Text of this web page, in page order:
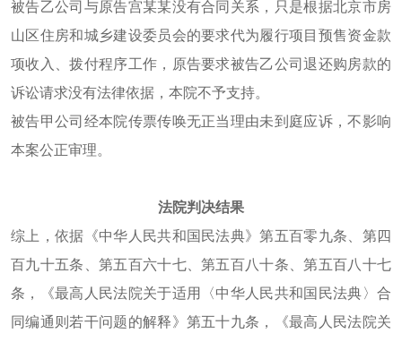
被告乙公司与原告宫某某没有合同关系，只是根据北京市房
山区住房和城乡建设委员会的要求代为履行项目预售资金款
项收入、拨付程序工作，原告要求被告乙公司退还购房款的
诉讼请求没有法律依据，本院不予支持。
被告甲公司经本院传票传唤无正当理由未到庭应诉，不影响
本案公正审理。
法院判决结果
综上，依据《中华人民共和国民法典》第五百零九条、第四
百九十五条、第五百六十七、第五百八十条、第五百八十七
条，《最高人民法院关于适用〈中华人民共和国民法典〉合
同编通则若干问题的解释》第五十九条，《最高人民法院关